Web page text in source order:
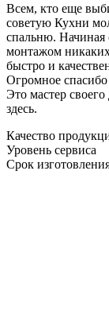
Всем, кто еще
советую Кухни
спальню. Начиная
монтажом
быстро и
Огромное
Это мастер
здесь.
Качество
Уровень сервиса
Срок